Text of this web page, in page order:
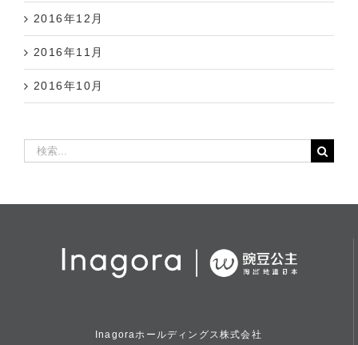
2016年12月
2016年11月
2016年10月
検
Inagoraホールディングス株式会社